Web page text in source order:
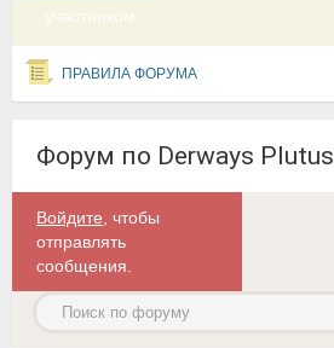
участником
ПРАВИЛА ФОРУМА
Форум по Derways Plutus
Войдите , чтобы
отправлять
сообщения.